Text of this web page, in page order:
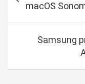
a
macOS
Samsung